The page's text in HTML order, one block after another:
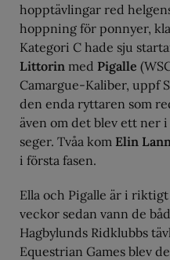
hopptävlingar red
hoppning för ponnyer,
Kategori C hade sju
Littorin med Pigalle
Camargue-Kaliber, uppf
den enda ryttaren som
även om det blev ett ner
seger. Tvåa kom Elin
i första fasen.
Ella och Pigalle är i
veckor sedan vann de
Hagbylunds Ridklubbs
Equestrian Games blev